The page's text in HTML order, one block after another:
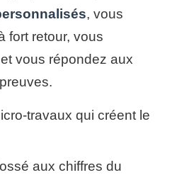
, vous
fort retour, vous
vous répondez aux
travaux qui créent le
aux chiffres du